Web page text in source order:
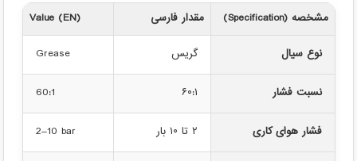
مشخصه (Specification) مقدار فارسی
Value (EN)
نوع سیال
گریس Grease
نسبت فشار ۶۰:۱ 60:1
فشار هوای کاری ۲ تا ۱۰ بار 2–10 bar